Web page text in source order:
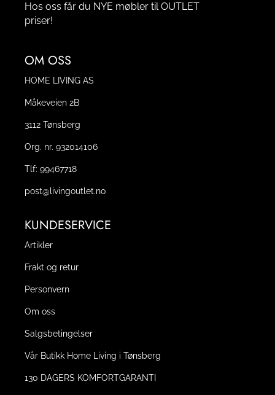
Hos oss får du NYE møbler til OUTLET
priser!
OM OSS
HOME LIVING AS
Måkeveien 2B
3112 Tønsberg
Org. nr. 932014106
Tlf: 99467718
post@livingoutlet.no
KUNDESERVICE
Artikler
Frakt og retur
Personvern
Om oss
Salgsbetingelser
Vår Butikk Home Living i Tønsberg
130 DAGERS KOMFORTGARANTI